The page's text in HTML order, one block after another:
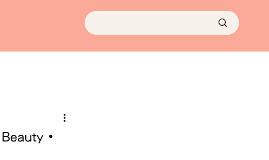
・